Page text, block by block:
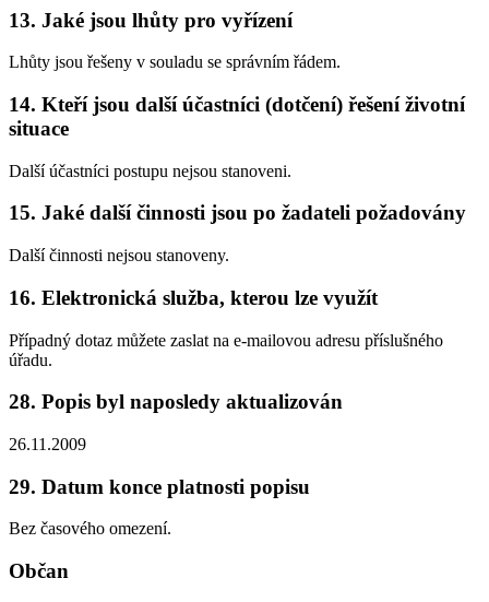
13. Jaké jsou lhůty pro vyřízení
Lhůty jsou řešeny v souladu se správním řádem.
14. Kteří jsou další účastníci (dotčení) řešení životní
situace
Další účastníci postupu nejsou stanoveni.
15. Jaké další činnosti jsou po žadateli požadovány
Další činnosti nejsou stanoveny.
16. Elektronická služba, kterou lze využít
Případný dotaz můžete zaslat na e-mailovou adresu příslušného
úřadu.
28. Popis byl naposledy aktualizován
26.11.2009
29. Datum konce platnosti popisu
Bez časového omezení.
Občan